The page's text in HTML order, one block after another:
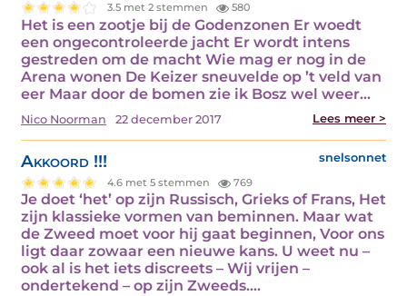
3.5 met 2 stemmen 580
Het is een zootje bij de Godenzonen Er woedt
een ongecontroleerde jacht Er wordt intens
gestreden om de macht Wie mag er nog in de
Arena wonen De Keizer sneuvelde op ’t veld van
eer Maar door de bomen zie ik Bosz wel weer…
Nico Noorman 22 december 2017 Lees meer >
Akkoord !!! snelsonnet
4.6 met 5 stemmen 769
Je doet ‘het’ op zijn Russisch, Grieks of Frans, Het
zijn klassieke vormen van beminnen. Maar wat
de Zweed moet voor hij gaat beginnen, Voor ons
ligt daar zowaar een nieuwe kans. U weet nu –
ook al is het iets discreets – Wij vrijen –
ondertekend – op zijn Zweeds.…